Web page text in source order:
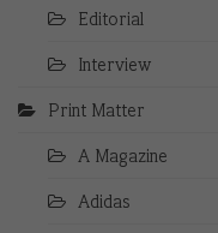
Editorial
Interview
Print Matter
A Magazine
Adidas